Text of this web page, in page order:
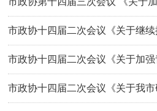
业实现农民增收致富的提案》（
市政协十四届二次会议《关于继
霍线三期南芬至桥头段改移新建
市政协十四届二次会议《关于加
提升旅游服务质量的提案》（第
市政协十四届二次会议《关于我